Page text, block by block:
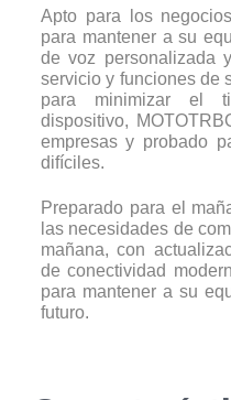
Apto para los
para mantener a su
de voz personalizada
servicio y funciones de
para minimizar el
dispositivo,
empresas y probado
difíciles.
Preparado para el
las necesidades de
mañana, con
de conectividad
para mantener a su
futuro.